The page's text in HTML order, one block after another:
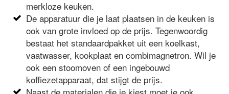
merkloze keuken.
De apparatuur die je laat plaatsen in de keuken is
ook van grote invloed op de prijs. Tegenwoordig
bestaat het standaardpakket uit een koelkast,
vaatwasser, kookplaat en combimagnetron. Wil je
ook een stoomoven of een ingebouwd
koffiezetapparaat, dat stijgt de prijs.